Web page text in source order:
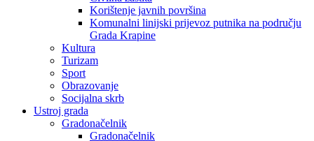
Korištenje javnih površina
Komunalni linijski prijevoz putnika na području
Grada Krapine
Kultura
Turizam
Sport
Obrazovanje
Socijalna skrb
Ustroj grada
Gradonačelnik
Gradonačelnik